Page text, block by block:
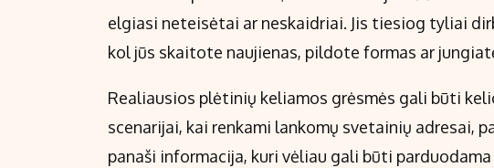
elgiasi neteisėtai ar neskaidriai. Jis tiesiog tyliai
kol jūs skaitote naujienas, pildote formas ar
Realiausios plėtinių keliamos grėsmės gali būti
scenarijai, kai renkami lankomų svetainių adresai,
panaši informacija, kuri vėliau gali būti